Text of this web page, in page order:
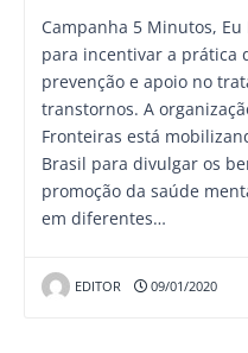
Campanha 5 Minutos,
para incentivar a prática
prevenção e apoio no
transtornos. A
Fronteiras está
Brasil para divulgar os
promoção da saúde
em diferentes…
EDITOR 09/01/2020